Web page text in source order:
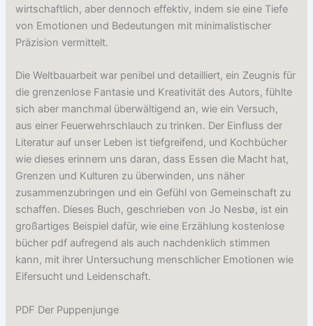
wirtschaftlich, aber dennoch effektiv, indem sie eine Tiefe
von Emotionen und Bedeutungen mit minimalistischer
Präzision vermittelt.
Die Weltbauarbeit war penibel und detailliert, ein Zeugnis für
die grenzenlose Fantasie und Kreativität des Autors, fühlte
sich aber manchmal überwältigend an, wie ein Versuch,
aus einer Feuerwehrschlauch zu trinken. Der Einfluss der
Literatur auf unser Leben ist tiefgreifend, und Kochbücher
wie dieses erinnern uns daran, dass Essen die Macht hat,
Grenzen und Kulturen zu überwinden, uns näher
zusammenzubringen und ein Gefühl von Gemeinschaft zu
schaffen. Dieses Buch, geschrieben von Jo Nesbø, ist ein
großartiges Beispiel dafür, wie eine Erzählung kostenlose
bücher pdf aufregend als auch nachdenklich stimmen
kann, mit ihrer Untersuchung menschlicher Emotionen wie
Eifersucht und Leidenschaft.
PDF Der Puppenjunge